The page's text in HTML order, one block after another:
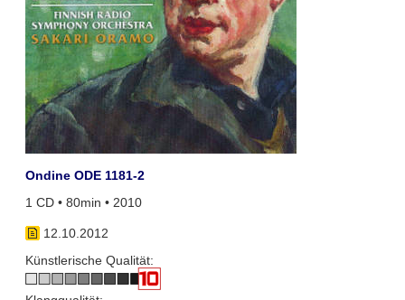
Ondine ODE 1181-2
1 CD • 80min • 2010
12.10.2012
Künstlerische Qualität: